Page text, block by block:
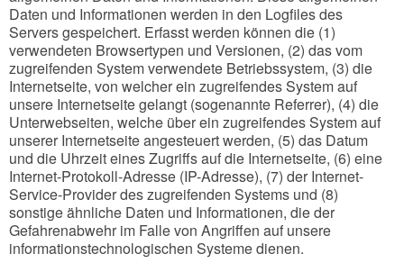
Daten und Informationen werden in den Logfiles des
Servers gespeichert. Erfasst werden können die (1)
verwendeten Browsertypen und Versionen, (2) das vom
zugreifenden System verwendete Betriebssystem, (3) die
Internetseite, von welcher ein zugreifendes System auf
unsere Internetseite gelangt (sogenannte Referrer), (4) die
Unterwebseiten, welche über ein zugreifendes System auf
unserer Internetseite angesteuert werden, (5) das Datum
und die Uhrzeit eines Zugriffs auf die Internetseite, (6) eine
Internet-Protokoll-Adresse (IP-Adresse), (7) der Internet-
Service-Provider des zugreifenden Systems und (8)
sonstige ähnliche Daten und Informationen, die der
Gefahrenabwehr im Falle von Angriffen auf unsere
informationstechnologischen Systeme dienen.